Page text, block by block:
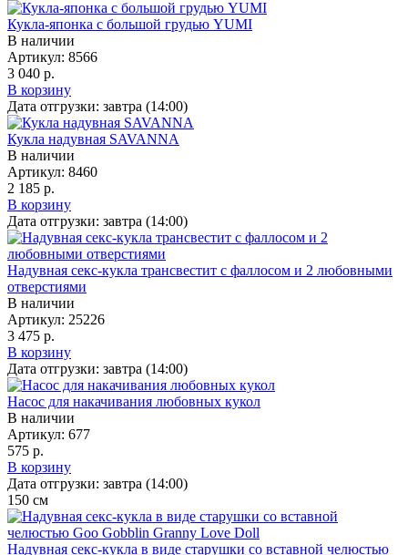
Кукла-японка с большой грудью YUMI
В наличии
Артикул: 8566
3 040 р.
В корзину
Дата отгрузки: завтра (14:00)
Кукла надувная SAVANNA
В наличии
Артикул: 8460
2 185 р.
В корзину
Дата отгрузки: завтра (14:00)
Надувная секс-кукла трансвестит с фаллосом и 2 любовными
отверстиями
В наличии
Артикул: 25226
3 475 р.
В корзину
Дата отгрузки: завтра (14:00)
Насос для накачивания любовных кукол
В наличии
Артикул: 677
575 р.
В корзину
Дата отгрузки: завтра (14:00)
150 см
Надувная секс-кукла в виде старушки со вставной челюстью